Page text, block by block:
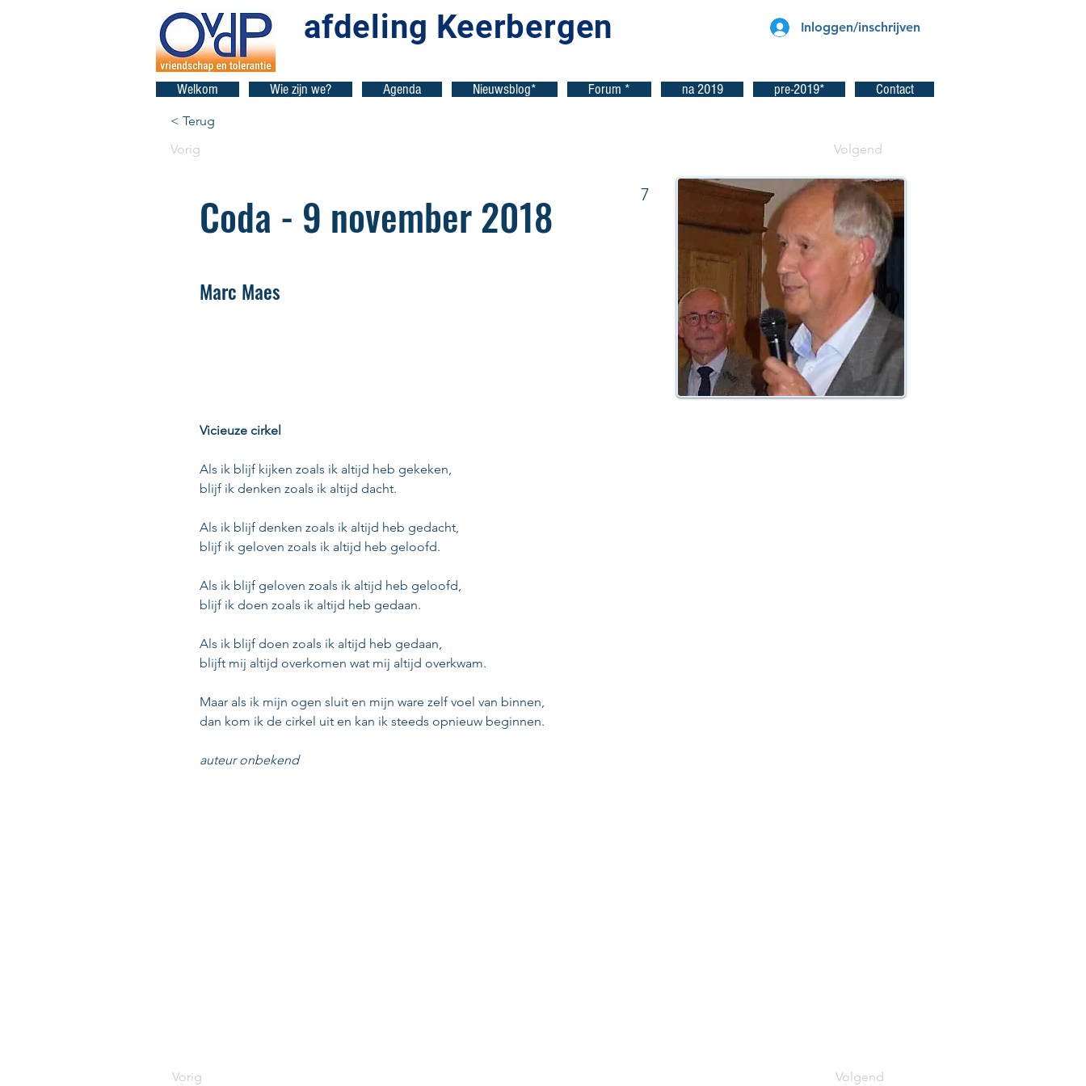
afdeling Keerbergen Inloggen/inschrijven
Welkom Wie zijn we? Agenda Nieuwsblog* Forum * na 2019 pre-2019* Contact
< Terug
Vorig
Volgend
Coda - 9 november 2018 7
Marc Maes
Vicieuze cirkel
Als ik blijf kijken zoals ik altijd heb gekeken,
blijf ik denken zoals ik altijd dacht.
Als ik blijf denken zoals ik altijd heb gedacht,
blijf ik geloven zoals ik altijd heb geloofd.
Als ik blijf geloven zoals ik altijd heb geloofd,
blijf ik doen zoals ik altijd heb gedaan.
Als ik blijf doen zoals ik altijd heb gedaan,
blijft mij altijd overkomen wat mij altijd overkwam.
Maar als ik mijn ogen sluit en mijn ware zelf voel van binnen,
dan kom ik de cirkel uit en kan ik steeds opnieuw beginnen.
auteur onbekend
Vorig Volgend